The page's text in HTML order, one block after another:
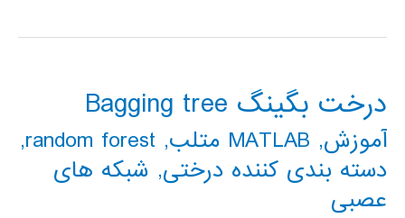
درخت بگینگ Bagging tree
آموزش, MATLAB متلب ,
random forest
,
دسته بندی کننده درختی, شبکه های
عصبی